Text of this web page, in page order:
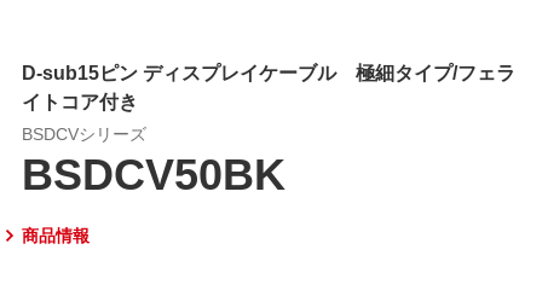
D-sub15ピン ディスプレイケーブル 極細タイプ/フェラ
イトコア付き
BSDCVシリーズ
BSDCV50BK
商品情報